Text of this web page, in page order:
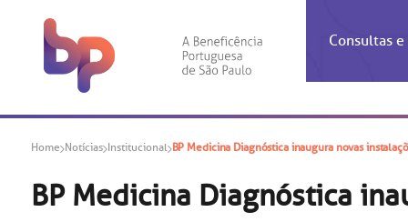
Consultas
Check-
Home Notícias Institucional BP Medicina Diagnóstica inaugura novas
BP Medicina Diagnóstica